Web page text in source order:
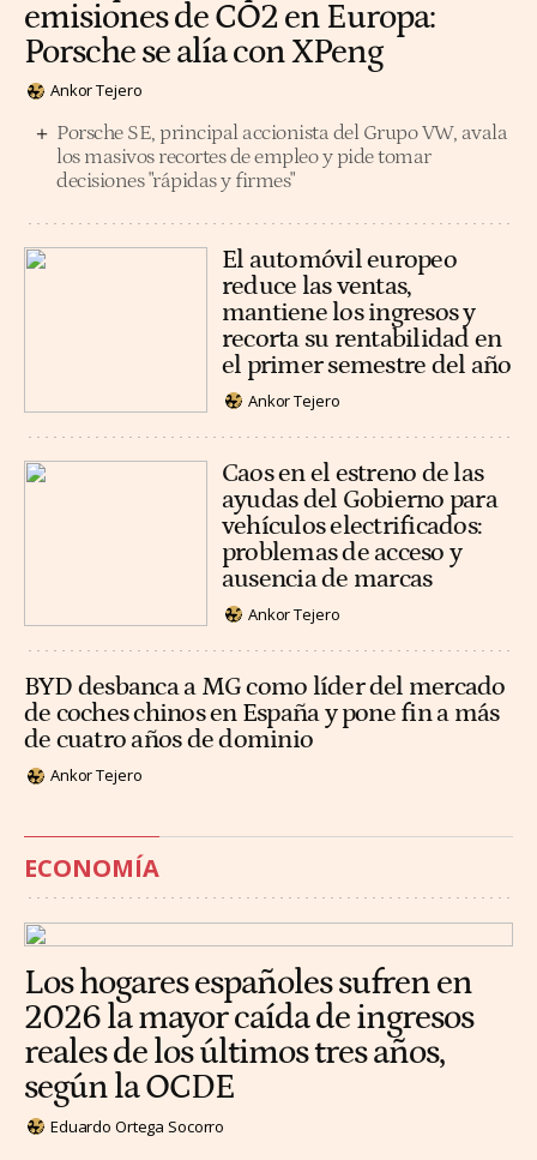
emisiones de CO2 en Europa:
Porsche se alía con XPeng
Ankor Tejero
Porsche SE, principal accionista del Grupo VW, avala
los masivos recortes de empleo y pide tomar
decisiones "rápidas y firmes"
El automóvil europeo
reduce las ventas,
mantiene los ingresos y
recorta su rentabilidad en
el primer semestre del año
Ankor Tejero
Caos en el estreno de las
ayudas del Gobierno para
vehículos electrificados:
problemas de acceso y
ausencia de marcas
Ankor Tejero
BYD desbanca a MG como líder del mercado
de coches chinos en España y pone fin a más
de cuatro años de dominio
Ankor Tejero
ECONOMÍA
Los hogares españoles sufren en
2026 la mayor caída de ingresos
reales de los últimos tres años,
según la OCDE
Eduardo Ortega Socorro